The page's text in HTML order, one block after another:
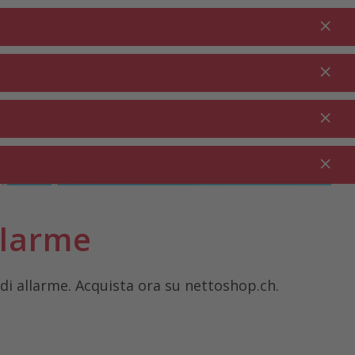
Nel carrello
PULIZIA ⋅
GASTRONOMIA
allarme. Acquista ora su nettoshop.ch.